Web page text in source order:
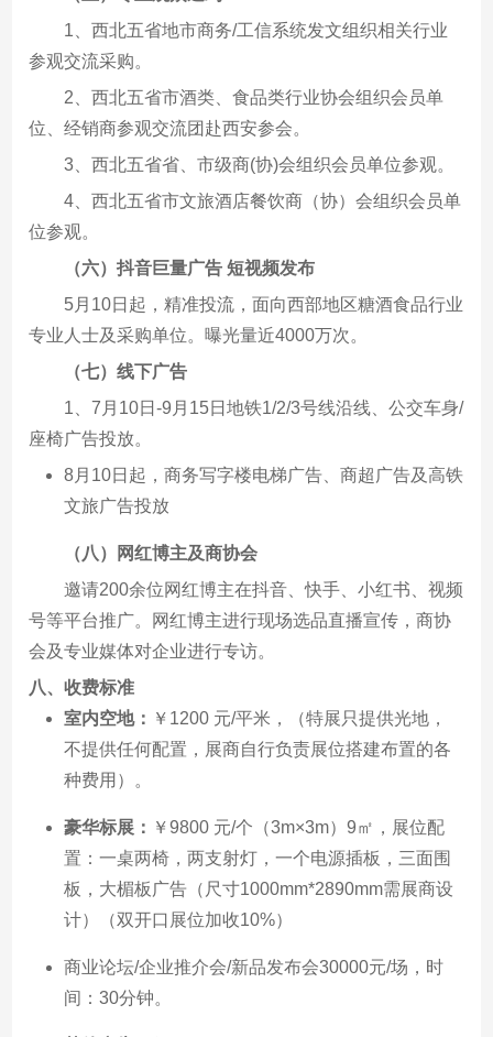
1、西北五省地市商务/工信系统发文组织相关行业
参观交流采购。
2、西北五省市酒类、食品类行业协会组织会员单
位、经销商参观交流团赴西安参会。
3、西北五省省、市级商(协)会组织会员单位参观。
4、西北五省市文旅酒店餐饮商（协）会组织会员单
位参观。
（六）抖音巨量广告 短视频发布
5月10日起，精准投流，面向西部地区糖酒食品行业
专业人士及采购单位。曝光量近4000万次。
（七）线下广告
1、7月10日-9月15日地铁1/2/3号线沿线、公交车身/
座椅广告投放。
8月10日起，商务写字楼电梯广告、商超广告及高铁
文旅广告投放
（八）网红博主及商协会
邀请200余位网红博主在抖音、快手、小红书、视频
号等平台推广。网红博主进行现场选品直播宣传，商协
会及专业媒体对企业进行专访。
八、收费标准
室内空地： ￥1200 元/平米，（特展只提供光地，
不提供任何配置，展商自行负责展位搭建布置的各
种费用）。
豪华标展： ￥9800 元/个（3m×3m）9㎡，展位配
置：一桌两椅，两支射灯，一个电源插板，三面围
板，大楣板广告（尺寸1000mm*2890mm需展商设
计）（双开口展位加收10%）
商业论坛/企业推介会/新品发布会30000元/场，时
间：30分钟。